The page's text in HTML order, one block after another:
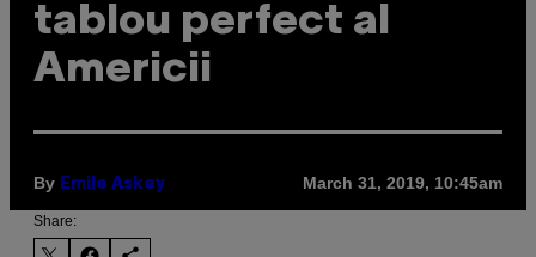
tablou perfect al
Americii
By Emile Askey March 31, 2019, 10:45am
Share: